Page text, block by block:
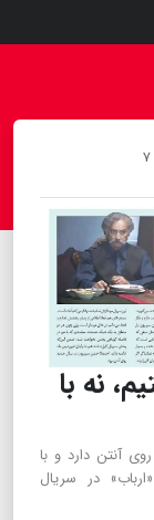
نه با
آنتن دارد و با
در سریال